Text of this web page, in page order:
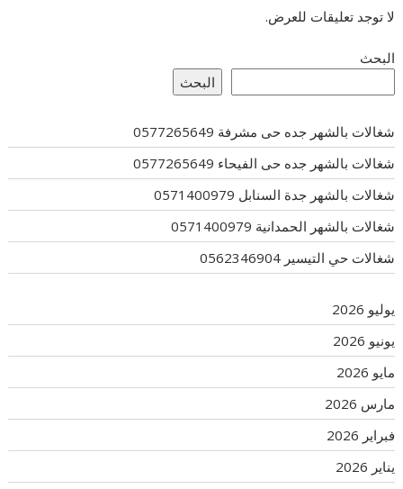
لا توجد تعليقات للعرض.
البحث
البحث
شغالات بالشهر جده حى مشرفة 0577265649
شغالات بالشهر جده حى الفيحاء 0577265649
شغالات بالشهر جدة السنابل 0571400979
شغالات بالشهر الحمدانية 0571400979
شغالات حي التيسير 0562346904
يوليو 2026
يونيو 2026
مايو 2026
مارس 2026
فبراير 2026
يناير 2026